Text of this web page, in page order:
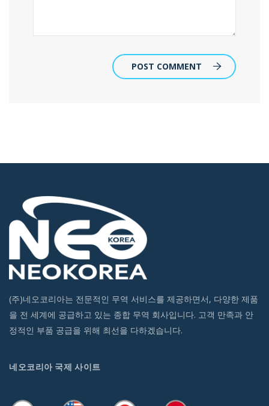
POST COMMENT
(주)네오코리아는 전문적인 무역 서비스를 제공하면서, 다양한 제품
을 전 세계에 공급하고 있는 종합 무역 회사입니다. 고객 만족과 안
정적인 부품 공급을 위해 최선을 다하겠습니다.
네오코리아 국제 사이트